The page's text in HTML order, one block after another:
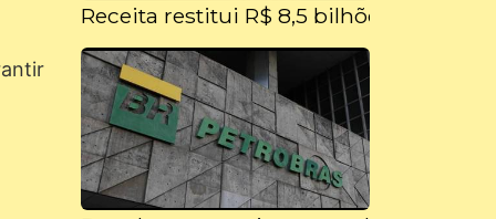
Receita restitui R$ 8,5 bilhões a 5,75